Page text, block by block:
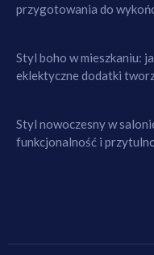
przygotowania do
Styl boho w mieszkaniu:
eklektyczne dodatki
Styl nowoczesny w
funkcjonalność i